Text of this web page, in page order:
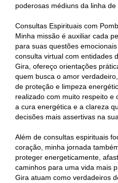
poderosas médiuns da linha de
Consultas Espirituais com
Minha missão é auxiliar cada
para suas questões
consulta virtual com entidades
Gira, ofereço orientações
quem busca o amor
de proteção e limpeza
realizado com muito respeito e
a cura energética e a clareza
decisões mais assertivas na
Além de consultas espirituais
coração, minha jornada
proteger energeticamente,
caminhos para uma vida mais
Gira atuam como verdadeiros